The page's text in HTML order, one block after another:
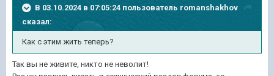
В 03.10.2024 в 07:05:24 пользователь romanshakhov
сказал:
Как с этим жить теперь?
Так вы не живите, никто не неволит!